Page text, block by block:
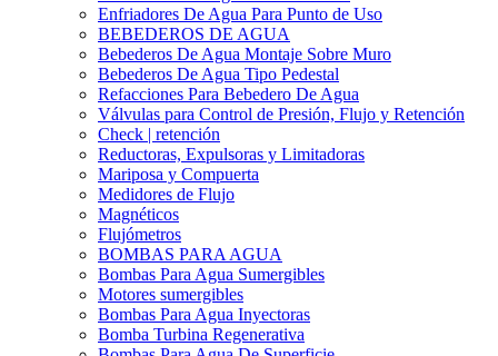
Enfriadores De Agua Para Punto de Uso
BEBEDEROS DE AGUA
Bebederos De Agua Montaje Sobre Muro
Bebederos De Agua Tipo Pedestal
Refacciones Para Bebedero De Agua
Válvulas para Control de Presión, Flujo y Retención
Check | retención
Reductoras, Expulsoras y Limitadoras
Mariposa y Compuerta
Medidores de Flujo
Magnéticos
Flujómetros
BOMBAS PARA AGUA
Bombas Para Agua Sumergibles
Motores sumergibles
Bombas Para Agua Inyectoras
Bomba Turbina Regenerativa